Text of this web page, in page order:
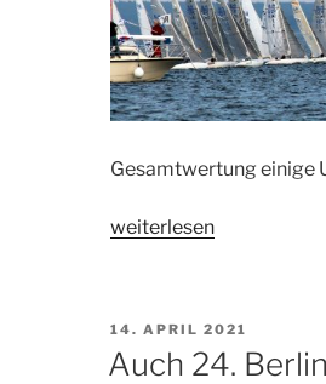
Gesamtwertung einige
„Regatta-
weiterlesen
VERÖFFENTLICHT
AM
14. APRIL 2021
Auch 24.